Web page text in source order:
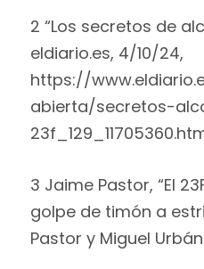
2 “Los secretos de
eldiario.es, 4/10/24,
https://
abierta/secretos-
3 Jaime Pastor, “El
golpe de timón a
Pastor y Miguel